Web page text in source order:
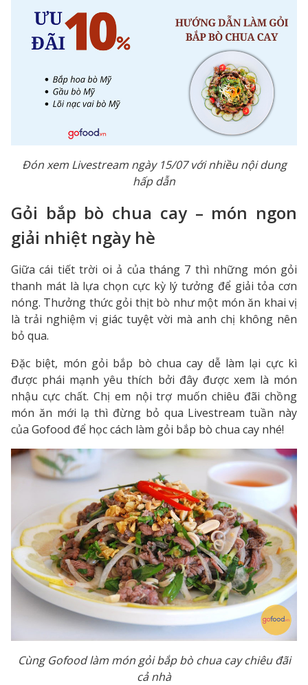
Đón xem Livestream ngày 15/07 với nhiều nội dung
hấp dẫn
Gỏi bắp bò chua cay – món ngon
giải nhiệt ngày hè
Giữa cái tiết trời oi ả của tháng 7 thì những món gỏi
thanh mát là lựa chọn cực kỳ lý tưởng để giải tỏa cơn
nóng. Thưởng thức gỏi thịt bò như một món ăn khai vị
là trải nghiệm vị giác tuyệt vời mà anh chị không nên
bỏ qua.
Đặc biệt, món gỏi bắp bò chua cay dễ làm lại cực kì
được phái mạnh yêu thích bởi đây được xem là món
nhậu cực chất. Chị em nội trợ muốn chiêu đãi chồng
món ăn mới lạ thì đừng bỏ qua Livestream tuần này
của Gofood để học cách làm gỏi bắp bò chua cay nhé!
Cùng Gofood làm món gỏi bắp bò chua cay chiêu đãi
cả nhà